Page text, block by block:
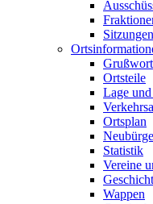
Sitzungen
Grußwort
Ortsteile
Lage
Ortsplan
Statistik
Vereine
Wappen